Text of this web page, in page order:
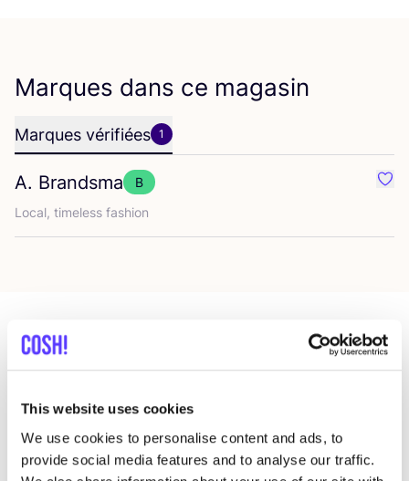
This website uses cookies
We use cookies to personalise content and ads, to
provide social media features and to analyse our traffic.
Marques dans ce magasin
Marques vérifiées 1
A. Brandsma
B
Local, time­less fashion
Magasins dans cette zone
Xzota
Nieuwe Binnenweg 304f, Rotterdam